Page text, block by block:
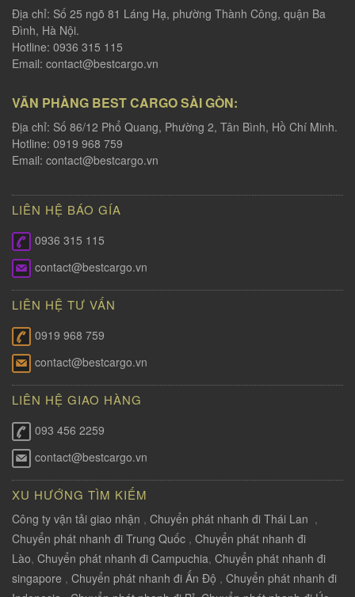
Địa chỉ: Số 25 ngõ 81 Láng Hạ, phường Thành Công, quận Ba
Đình, Hà Nội.
Hotline: 0936 315 115
Email: contact@bestcargo.vn
VĂN PHÀNG BEST CARGO SÀI GÒN:
Địa chỉ: Số 86/12 Phổ Quang, Phường 2, Tân Bình, Hồ Chí Minh.
Hotline: 0919 968 759
Email: contact@bestcargo.vn
LIÊN HỆ BÁO GÍA
0936 315 115
contact@bestcargo.vn
LIÊN HỆ TƯ VẤN
0919 968 759
contact@bestcargo.vn
LIÊN HỆ GIAO HÀNG
093 456 2259
contact@bestcargo.vn
XU HƯỚNG TÌM KIẾM
Công ty vận tải giao nhận , Chuyển phát nhanh đi Thái Lan ,
Chuyển phát nhanh đi Trung Quốc , Chuyển phát nhanh đi
Lào, Chuyển phát nhanh đi Campuchia, Chuyển phát nhanh đi
singapore , Chuyển phát nhanh đi Ấn Độ , Chuyển phát nhanh đi